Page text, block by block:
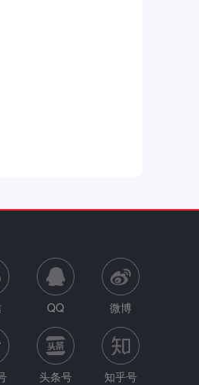
QQ 微博
头条号 知乎号